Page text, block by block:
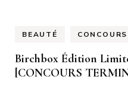
BEAUTÉ CONCOURS
Birchbox Édition
[CONCOURS